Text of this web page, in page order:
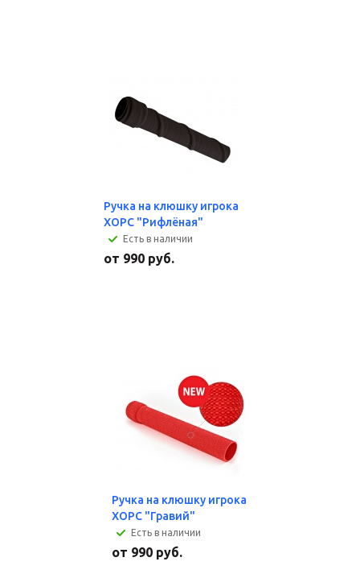
Ручка на клюшку игрока
ХОРС "Рифлёная"
Есть в наличии
от 990 руб.
Ручка на клюшку игрока
ХОРС "Гравий"
Есть в наличии
от 990 руб.